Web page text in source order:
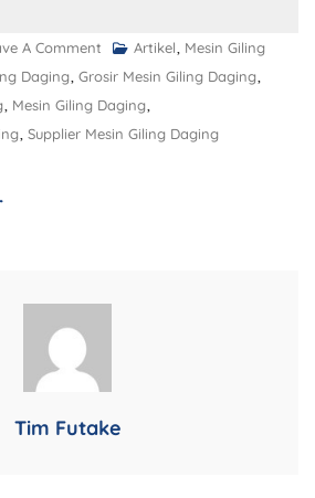
A Comment Artikel
Mesin Giling
Daging Grosir Mesin Giling Daging
Mesin Giling Daging
Supplier Mesin Giling Daging
Tim Futake